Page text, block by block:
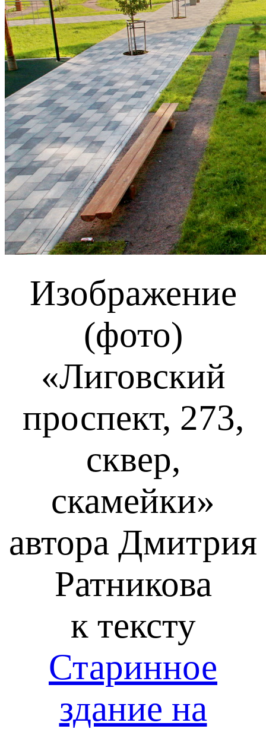
Изображение
(фото)
«Лиговский
проспект, 273,
сквер,
скамейки»
автора Дмитрия
Ратникова
к тексту
Старинное
здание на